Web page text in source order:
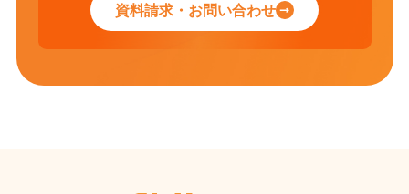
資料請求・お問い合わせ